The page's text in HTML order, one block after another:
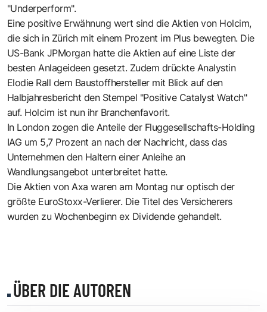
"Underperform".
Eine positive Erwähnung wert sind die Aktien von Holcim,
die sich in Zürich mit einem Prozent im Plus bewegten. Die
US-Bank JPMorgan hatte die Aktien auf eine Liste der
besten Anlageideen gesetzt. Zudem drückte Analystin
Elodie Rall dem Baustoffhersteller mit Blick auf den
Halbjahresbericht den Stempel "Positive Catalyst Watch"
auf. Holcim ist nun ihr Branchenfavorit.
In London zogen die Anteile der Fluggesellschafts-Holding
IAG um 5,7 Prozent an nach der Nachricht, dass das
Unternehmen den Haltern einer Anleihe an
Wandlungsangebot unterbreitet hatte.
Die Aktien von Axa waren am Montag nur optisch der
größte EuroStoxx-Verlierer. Die Titel des Versicherers
wurden zu Wochenbeginn ex Dividende gehandelt.
ÜBER DIE AUTOREN